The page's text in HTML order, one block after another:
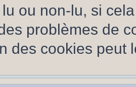
ou non-lu, si
problèmes de
des cookies peut